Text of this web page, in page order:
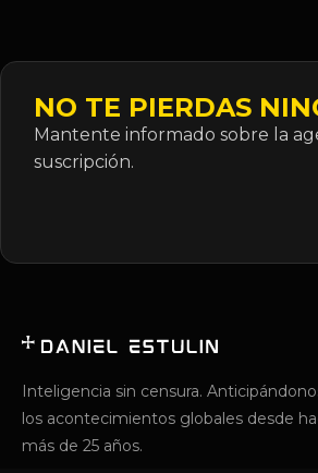
NO TE PIERDAS
Mantente informado sobre la
suscripción.
Inteligencia sin censura.
los acontecimientos globales desde
más de 25 años.